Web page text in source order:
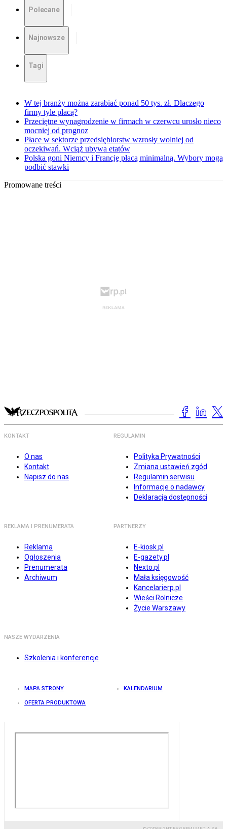
Polecane
Najnowsze
Tagi
W tej branży można zarabiać ponad 50 tys. zł. Dlaczego
firmy tyle płacą?
Przeciętne wynagrodzenie w firmach w czerwcu urosło nieco
mocniej od prognoz
Płace w sektorze przedsiębiorstw wzrosły wolniej od
oczekiwań. Wciąż ubywa etatów
Polska goni Niemcy i Francję płacą minimalną. Wybory mogą
podbić stawki
Promowane treści
KONTAKT
O nas
Kontakt
Napisz do nas
REGULAMIN
Polityka Prywatności
Zmiana ustawień zgód
Regulamin serwisu
Informacje o nadawcy
Deklaracja dostępności
REKLAMA I PRENUMERATA
Reklama
Ogłoszenia
Prenumerata
Archiwum
PARTNERZY
E-kiosk.pl
E-gazety.pl
Nexto.pl
Mała księgowość
Kancelarierp.pl
Wieści Rolnicze
Życie Warszawy
NASZE WYDARZENIA
Szkolenia i konferencje
MAPA STRONY KALENDARIUM
OFERTA PRODUKTOWA